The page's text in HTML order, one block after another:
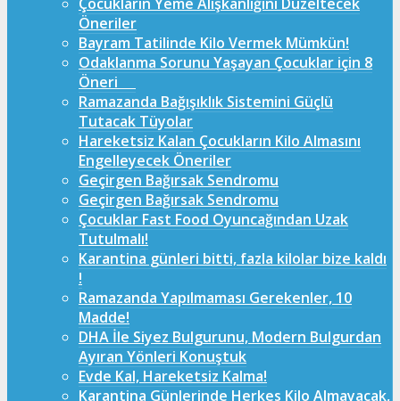
Öneriler
Bayram Tatilinde Kilo Vermek Mümkün!
Odaklanma Sorunu Yaşayan Çocuklar için 8
Öneri
Ramazanda Bağışıklık Sistemini Güçlü
Tutacak Tüyolar
Hareketsiz Kalan Çocukların Kilo Almasını
Engelleyecek Öneriler
Geçirgen Bağırsak Sendromu
Geçirgen Bağırsak Sendromu
Çocuklar Fast Food Oyuncağından Uzak
Tutulmalı!
Karantina günleri bitti, fazla kilolar bize kaldı
!
Ramazanda Yapılmaması Gerekenler, 10
Madde!
DHA İle Siyez Bulgurunu, Modern Bulgurdan
Ayıran Yönleri Konuştuk
Evde Kal, Hareketsiz Kalma!
Karantina Günlerinde Herkes Kilo Almayacak,